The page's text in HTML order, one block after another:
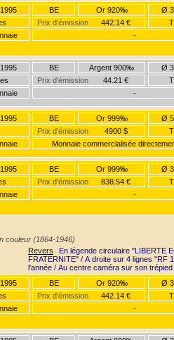
1995 BE Or 920‰ Ø
Prix d'émission 442.14 €
-
1995 BE Argent 900‰ Ø
Prix d'émission 44.21 €
-
1995 BE Or 999‰ Ø
Prix d'émission 4900 $
Monnaie commercialisée
1995 BE Or 999‰ Ø
Prix d'émission 838.54 €
-
couleur (1864-1946)
Revers
En légende circulaire "LIBERTE
FRATERNITE" / A droite sur 4 lignes "RF
l'année / Au centre caméra sur son trépied
1995 BE Or 920‰ Ø
Prix d'émission 442.14 €
-